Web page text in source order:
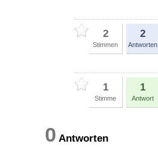
2
Stimmen
2
Antworten
1
Stimme
1
Antwort
0 Antworten